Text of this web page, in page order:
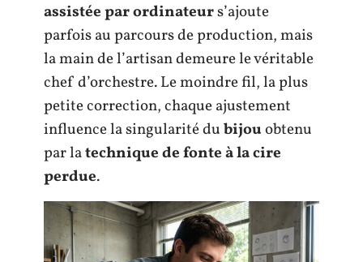
assistée par ordinateurs’ajoute
parfois au parcours de production, mais
la main de l’artisan demeure le véritable
chef d’orchestre. Le moindre fil, la plus
petite correction, chaque ajustement
influence la singularité dubijouobtenu
par latechnique de fonte à la cire
perdue.